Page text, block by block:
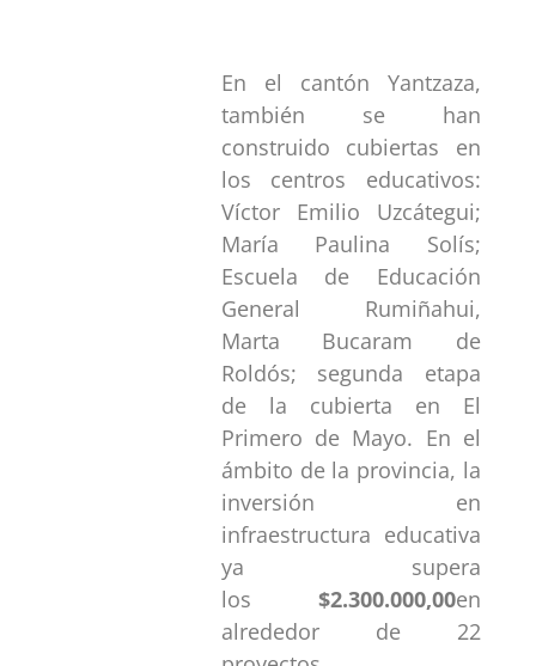
En el cantón Yantzaza,
también se han
construido cubiertas en
los centros educativos:
Víctor Emilio Uzcátegui;
María Paulina Solís;
Escuela de Educación
General Rumiñahui,
Marta Bucaram de
Roldós; segunda etapa
de la cubierta en El
Primero de Mayo. En el
ámbito de la provincia, la
inversión en
infraestructura educativa
ya supera
los$2.300.000,00en
alrededor de 22